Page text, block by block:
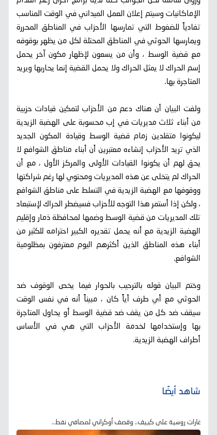
الإماكانيات وسيتم إعلان العمل الميداني في الوقت المناسب
تفادياً للضغوط التي تمارسها الأحزاب في المناطق المحررة
ويمارسها الحوثي في المناطق المحتلة لكل من يظهر بوقوفه
مع قضية الوسط ، وأن من يسعون لإظهار مكون آخر يحمل
إسم الحراك لا يمثل الحراك ولا يحمل القضية إنما يحاربها ويريد
المتاجرة بها.
ولفت البيان أن هناك دعم من الأحزاب لتمكين قيادات حزبية
من أبناء ثلاث مديريات في إب محسوبة على الهضبة الزيدية
ليكونوا متقلدين زمام قضية الوسط وقيادة المكون الجديد
الذي تريد الأحزاب إنشاءه معتبرين أن أبناء مناطق الشوافع لا
يحق لهم أن يكونوا القيادات الأولى والمركز الأول ، مع أن
الحراك لم يتخلى عن هذه المديريات ومحتوي لها رغم شراكتها
ووقوفها مع الهضبة الزيدية في التسلط على مناطق الشوافع
، ولكن إذا أستمر هذا التوجه للأحزاب فسيضطر الحراك لإستبعاد
تلك المديريات من قضية الوسط وضمها لمحافظة ذمار وإقليم
الهضبة الزيدية مع أنه يحمل تقديره الكبير احترامه للكثير من
أبناء هذه المناطق الذين أكثرهم اليوم معترفون بمظلومية
الشوافع.
وختم البيان قوله بالترحيب بالحوار فيما يخص الوقوف ضد
الحوثي مع أي طرف أياً كان ، مبيناً أنه في نفس الوقت
سيقف ضد كل من يقف ضد قضية الوسط أو يحاول المتاجرة
بها وإستخدامها لخدمة الأحزاب التي هي في الأساس
أطراف الهضبة الزيدية.
شاهد أيضًا
غارات روسية على كييف.. وقصف أوكراني لمصافي نفط..